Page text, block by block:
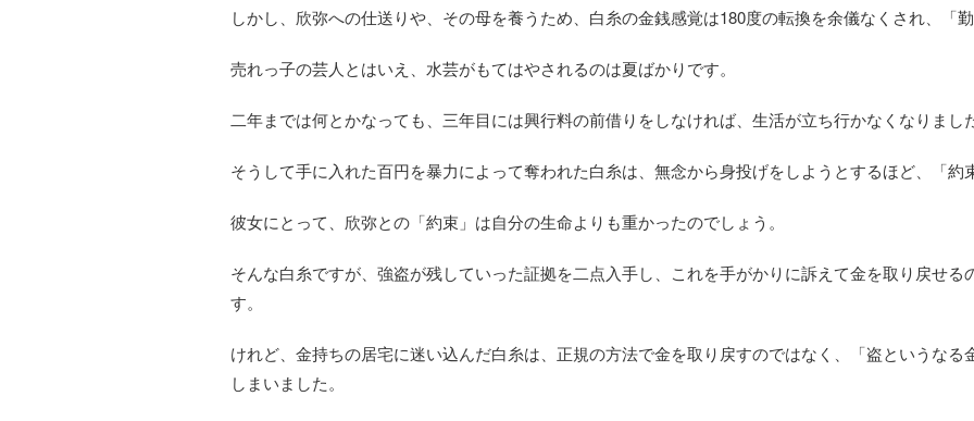
しかし、欣弥への仕送りや、その母を養うため、白糸の金銭感覚は180度の転換を余儀なくされ、「
売れっ子の芸人とはいえ、水芸がもてはやされるのは夏ばかりです。
二年までは何とかなっても、三年目には興行料の前借りをしなければ、生活が立ち行かなくなりました
そうして手に入れた百円を暴力によって奪われた白糸は、無念から身投げをしようとするほど、「約
彼女にとって、欣弥との「約束」は自分の生命よりも重かったのでしょう。
そんな白糸ですが、強盗が残していった証拠を二点入手し、これを手がかりに訴えて金を取り戻せる
す。
けれど、金持ちの居宅に迷い込んだ白糸は、正規の方法で金を取り戻すのではなく、「盗というなる
しまいました。